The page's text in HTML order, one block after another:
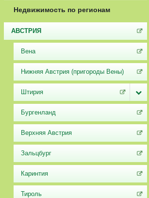
Недвижимость по регионам
АВСТРИЯ
Вена
Нижняя Австрия (пригороды Вены)
Штирия
Бургенланд
Верхняя Австрия
Зальцбург
Каринтия
Тироль